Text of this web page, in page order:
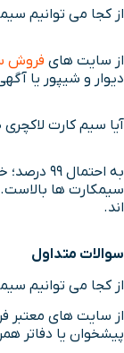
از کجا می توانیم
از سایت های فروش
دیوار و شیپور یا
آیا سیم کارت لاکچری
به
سیمکارت ها
اند.
سوالات متداول
از کجا می توانیم
پیشخوان یا دفاتر